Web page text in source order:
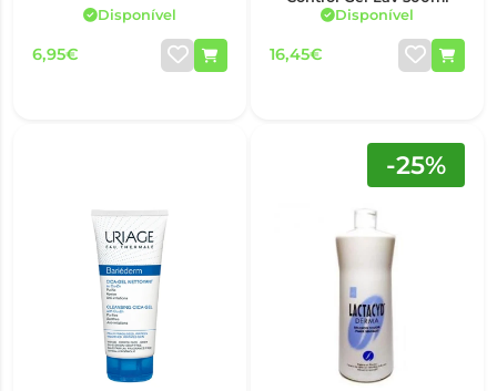
Disponível
6,95€
Disponível
16,45€
-25%